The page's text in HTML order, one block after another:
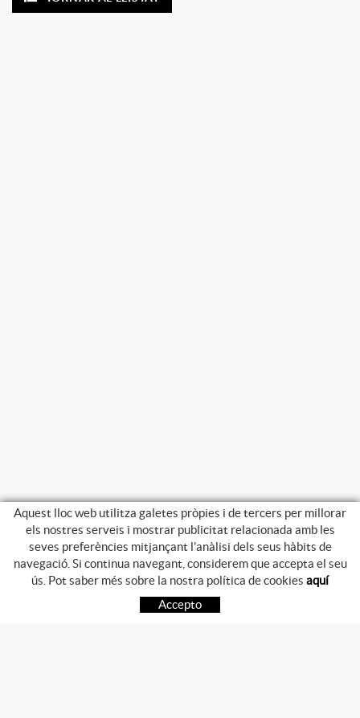
GUIA DE COMPRA
COM COMPRAR
PREGUNTES FREQÜENTS
Aquest lloc web utilitza galetes pròpies i de tercers per millorar
els nostres serveis i mostrar publicitat relacionada amb les
seves preferències mitjançant l'anàlisi dels seus hàbits de
navegació. Si continua navegant, considerem que accepta el seu
ús. Pot saber més sobre la nostra política de cookies aquí
Accepto